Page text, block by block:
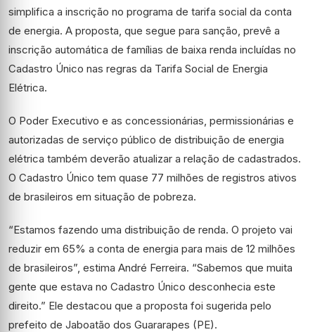
simplifica a inscrição no programa de tarifa social da conta
de energia. A proposta, que segue para sanção, prevê a
inscrição automática de famílias de baixa renda incluídas no
Cadastro Único nas regras da Tarifa Social de Energia
Elétrica.
O Poder Executivo e as concessionárias, permissionárias e
autorizadas de serviço público de distribuição de energia
elétrica também deverão atualizar a relação de cadastrados.
O Cadastro Único tem quase 77 milhões de registros ativos
de brasileiros em situação de pobreza.
“Estamos fazendo uma distribuição de renda. O projeto vai
reduzir em 65% a conta de energia para mais de 12 milhões
de brasileiros”, estima André Ferreira. “Sabemos que muita
gente que estava no Cadastro Único desconhecia este
direito.” Ele destacou que a proposta foi sugerida pelo
prefeito de Jaboatão dos Guararapes (PE).